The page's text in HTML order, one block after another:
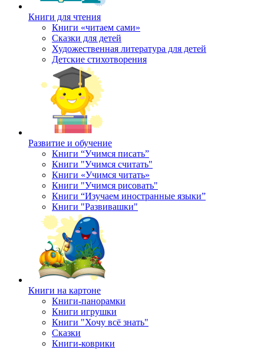
Книги для чтения
Книги «читаем сами»
Сказки для детей
Художественная литература для детей
Детские стихотворения
Развитие и обучение
Книги “Учимся писать”
Книги "Учимся считать"
Книги «Учимся читать»
Книги "Учимся рисовать"
Книги “Изучаем иностранные языки”
Книги "Развивашки"
Книги на картоне
Книги-панорамки
Книги игрушки
Книги "Хочу всё знать"
Сказки
Книги-коврики